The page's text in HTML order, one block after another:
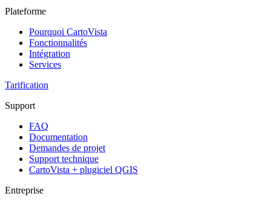
Plateforme
Pourquoi CartoVista
Fonctionnalités
Intégration
Services
Tarification
Support
FAQ
Documentation
Demandes de projet
Support technique
CartoVista + plugiciel QGIS
Entreprise